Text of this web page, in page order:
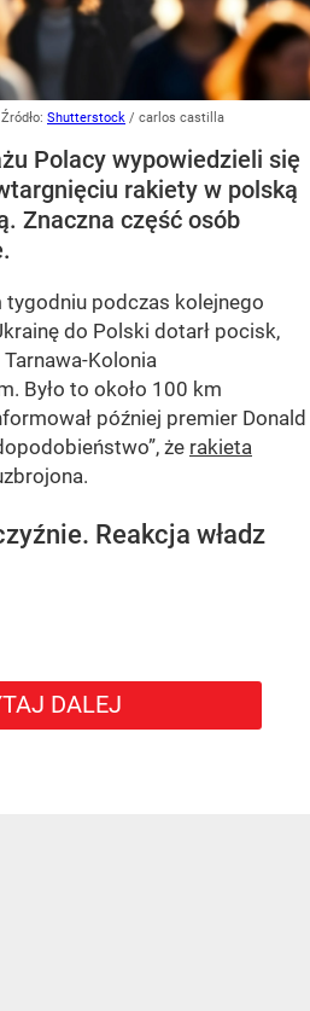
Shutterstock / carlos castilla
Polacy wypowiedzieli się
rakiety w polską
Znaczna część osób
tygodniu podczas kolejnego
do Polski dotarł pocisk,
Kolonia
Było to około 100 km
później premier Donald
, że rakieta
Reakcja władz
DALEJ